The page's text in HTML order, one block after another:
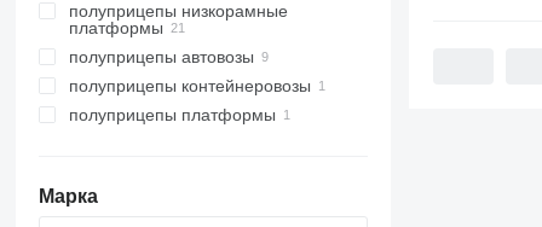
полуприцепы низкорамные
платформы
полуприцепы автовозы
полуприцепы контейнеровозы
полуприцепы платформы
Марка